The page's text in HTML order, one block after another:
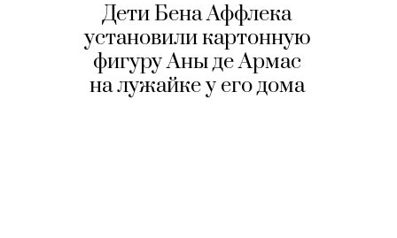
Дети Бена Аффлека
установили картонную
фигуру Аны де Армас
на лужайке у его дома